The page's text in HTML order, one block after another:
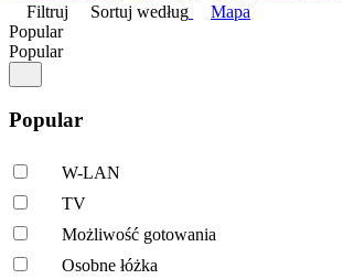
Filtruj
Sortuj według
Mapa
Popular
Popular
Popular
W-LAN
TV
Możliwość gotowania
Osobne łóżka